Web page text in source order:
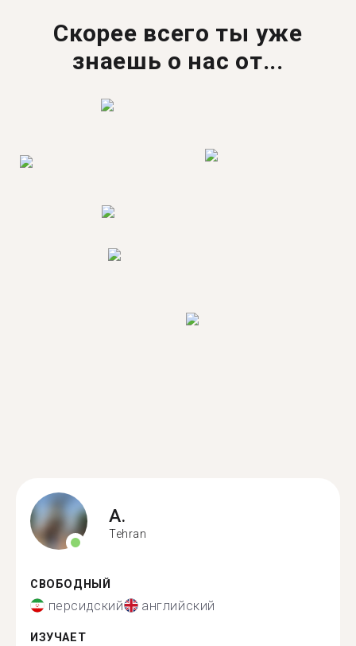
Скорее всего ты уже
знаешь о нас от...
A.
Tehran
СВОБОДНЫЙ
персидский английский
ИЗУЧАЕТ